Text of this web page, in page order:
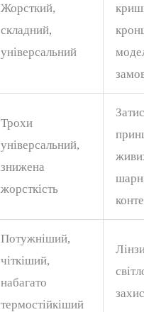
Жорсткий,
складний,
універсальний
Трохи
універсальний,
знижена
жорсткість
Потужніший,
чіткіший,
набагато
термостійкіший